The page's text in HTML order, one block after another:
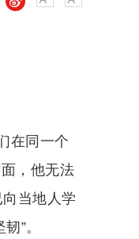
在同一个
，他无法
当地人学
”。